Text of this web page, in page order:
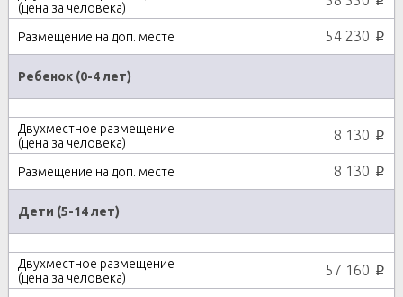
54 230 p
Ребенок (0-4 лет)
8 130 p
8 130 p
Дети (5-14 лет)
57 160 p